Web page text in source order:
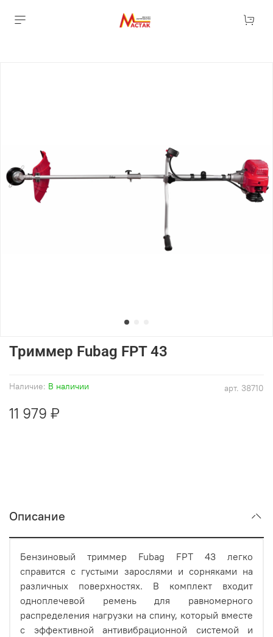
арт. 38710
Наличие: В наличии
Триммер Fubag FPT 43
11 979 ₽
Описание
Бензиновый триммер Fubag FPT 43 легко
справится с густыми зарослями и сорняками на
различных поверхностях. В комплект входит
одноплечевой ремень для равномерного
распределения нагрузки на спину, который вместе
с эффективной антивибрационной системой и